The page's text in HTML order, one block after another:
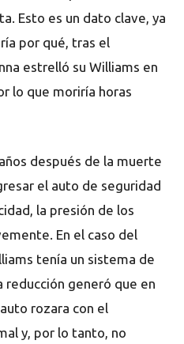
Esto es un dato clave, ya
por qué, tras el
estrelló su Williams en
lo que moriría horas
después de la muerte
el auto de seguridad
la presión de los
En el caso del
tenía un sistema de
reducción generó que en
rozara con el
y, por lo tanto, no